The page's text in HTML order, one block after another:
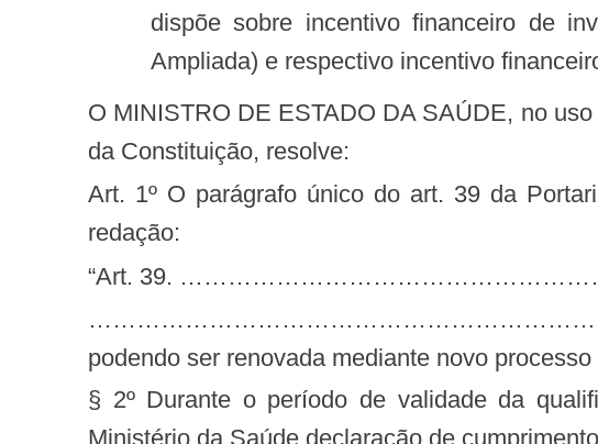
dispõe sobre incentivo financeiro de
Ampliada) e respectivo incentivo
O MINISTRO DE ESTADO DA SAÚDE, no uso das atribuições que lhe conferem os incisos I e IIdo parágrafo único do art. 87
da Constituição, resolve:
Art. 1º O parágrafo único do art. 39 da Portaria nº 342/GM/MS, de 4 de março de 2013, passa a vigorar com a seguinte
redação:
“Art. 39.
podendo ser renovada mediante novo
§ 2º Durante o período de validade da
Ministério da Saúde declaração de